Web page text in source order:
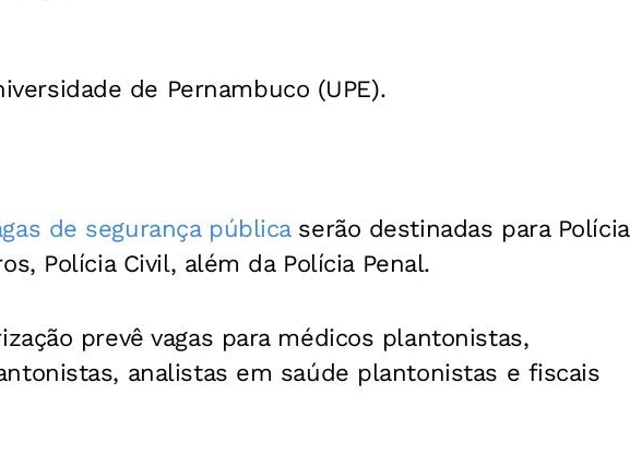
de Pernambuco (UPE).
de segurança públicaserão destinadas para Polícia
Polícia Civil, além da Polícia Penal.
prevê vagas para médicos plantonistas,
analistas em saúde plantonistas e fiscais